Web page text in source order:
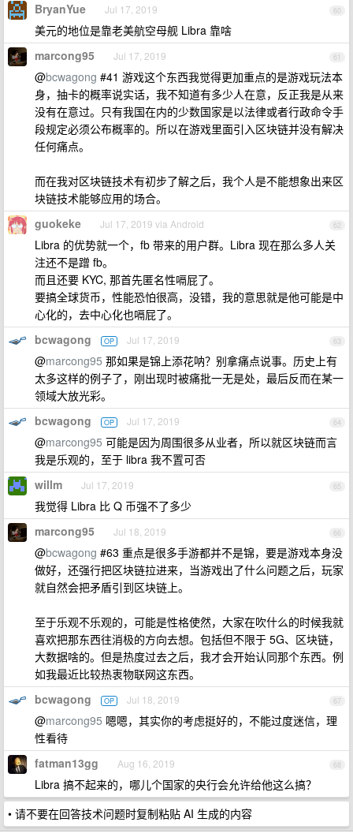
60
BryanYue Jul 17, 2019
美元的地位是靠老美航空母舰 Libra 靠啥
61
marcong95 Jul 17, 2019
@bcwagong #41 游戏这个东西我觉得更加重点的是游戏玩法本
身，抽卡的概率说实话，我不知道有多少人在意，反正我是从来
没有在意过。只有我国在内的少数国家是以法律或者行政命令手
段规定必须公布概率的。所以在游戏里面引入区块链并没有解决
任何痛点。
而在我对区块链技术有初步了解之后，我个人是不能想象出来区
块链技术能够应用的场合。
62
guokeke Jul 17, 2019 via Android
Libra 的优势就一个，fb 带来的用户群。Libra 现在那么多人关
注还不是蹭 fb。
而且还要 KYC, 那首先匿名性嗝屁了。
要搞全球货币，性能恐怕很高，没错，我的意思就是他可能是中
心化的，去中心化也嗝屁了。
63
bcwagong OP Jul 17, 2019
@marcong95 那如果是锦上添花呐？别拿痛点说事。历史上有
太多这样的例子了，刚出现时被痛批一无是处，最后反而在某一
领域大放光彩。
64
bcwagong OP Jul 17, 2019
@marcong95 可能是因为周围很多从业者，所以就区块链而言
我是乐观的，至于 libra 我不置可否
65
willm Jul 17, 2019
我觉得 Libra 比 Q 币强不了多少
66
marcong95 Jul 18, 2019
@bcwagong #63 重点是很多手游都并不是锦，要是游戏本身没
做好，还强行把区块链拉进来，当游戏出了什么问题之后，玩家
就自然会把矛盾引到区块链上。
至于乐观不乐观的，可能是性格使然，大家在吹什么的时候我就
喜欢把那东西往消极的方向去想。包括但不限于 5G、区块链，
大数据啥的。但是热度过去之后，我才会开始认同那个东西。例
如我最近比较热衷物联网这东西。
67
bcwagong OP Jul 18, 2019
@marcong95 嗯嗯，其实你的考虑挺好的，不能过度迷信，理
性看待
68
fatman13gg Aug 16, 2019
Libra 搞不起来的，哪儿个国家的央行会允许给他这么搞？
• 请不要在回答技术问题时复制粘贴 AI 生成的内容